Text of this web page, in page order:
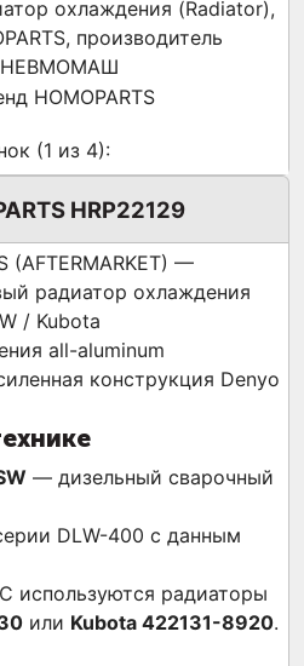
(1 из 4):
HRP22129
(AFTERMARKET) —
радиатор охлаждения
/ Kubota
all-aluminum
конструкция Denyo
— дизельный сварочный
DLW-400 с данным
используются радиаторы
или Kubota 422131-8920.